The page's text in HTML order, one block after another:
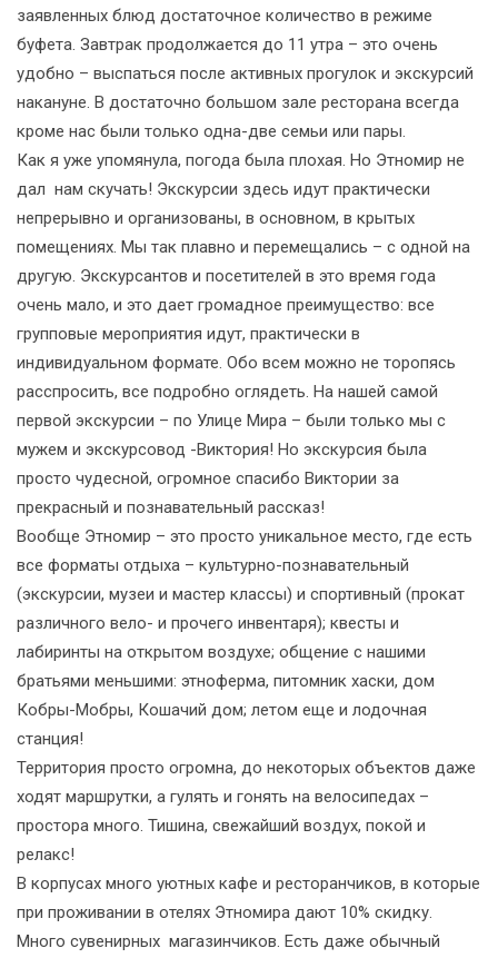
заявленных блюд достаточное количество в режиме
буфета. Завтрак продолжается до 11 утра – это очень
удобно – выспаться после активных прогулок и экскурсий
накануне. В достаточно большом зале ресторана всегда
кроме нас были только одна-две семьи или пары.
Как я уже упомянула, погода была плохая. Но Этномир не
дал нам скучать! Экскурсии здесь идут практически
непрерывно и организованы, в основном, в крытых
помещениях. Мы так плавно и перемещались – с одной на
другую. Экскурсантов и посетителей в это время года
очень мало, и это дает громадное преимущество: все
групповые мероприятия идут, практически в
индивидуальном формате. Обо всем можно не торопясь
расспросить, все подробно оглядеть. На нашей самой
первой экскурсии – по Улице Мира – были только мы с
мужем и экскурсовод -Виктория! Но экскурсия была
просто чудесной, огромное спасибо Виктории за
прекрасный и познавательный рассказ!
Вообще Этномир – это просто уникальное место, где есть
все форматы отдыха – культурно-познавательный
(экскурсии, музеи и мастер классы) и спортивный (прокат
различного вело- и прочего инвентаря); квесты и
лабиринты на открытом воздухе; общение с нашими
братьями меньшими: этноферма, питомник хаски, дом
Кобры-Мобры, Кошачий дом; летом еще и лодочная
станция!
Территория просто огромна, до некоторых объектов даже
ходят маршрутки, а гулять и гонять на велосипедах –
простора много. Тишина, свежайший воздух, покой и
релакс!
В корпусах много уютных кафе и ресторанчиков, в которые
при проживании в отелях Этномира дают 10% скидку.
Много сувенирных магазинчиков. Есть даже обычный